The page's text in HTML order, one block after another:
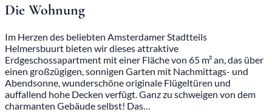
Die Wohnung
Im Herzen des beliebten Amsterdamer Stadtteils
Helmersbuurt bieten wir dieses attraktive
Erdgeschossapartment mit einer Fläche von 65 m² an, das über
einen großzügigen, sonnigen Garten mit Nachmittags- und
Abendsonne, wunderschöne originale Flügeltüren und
auffallend hohe Decken verfügt. Ganz zu schweigen von dem
charmanten Gebäude selbst! Das…